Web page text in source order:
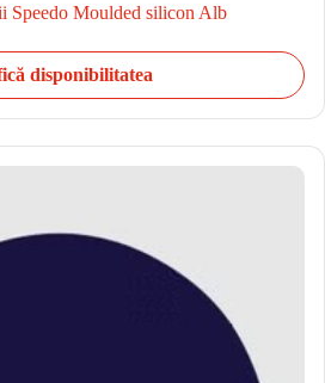
Speedo Moulded silicon Alb
disponibilitatea